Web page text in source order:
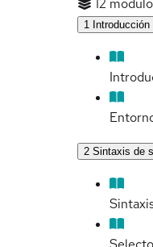
12
1
2 Sintaxis de